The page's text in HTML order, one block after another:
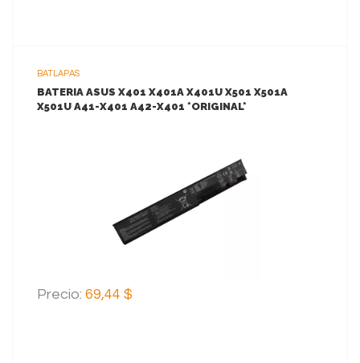
BATLAPAS
BATERIA ASUS X401 X401A X401U X501 X501A
X501U A41-X401 A42-X401 *ORIGINAL*
AGREGAR AL CARRITO
Precio: 69,44 $